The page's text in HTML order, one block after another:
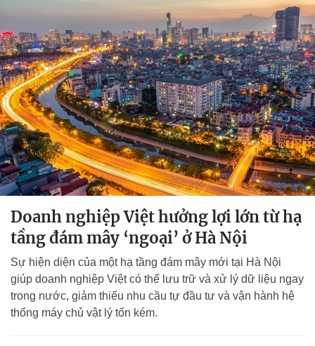
Doanh nghiệp Việt hưởng lợi lớn từ hạ
tầng đám mây ‘ngoại’ ở Hà Nội
Sự hiện diện của một hạ tầng đám mây mới tại Hà Nội
giúp doanh nghiệp Việt có thể lưu trữ và xử lý dữ liệu ngay
trong nước, giảm thiểu nhu cầu tự đầu tư và vận hành hệ
thống máy chủ vật lý tốn kém.